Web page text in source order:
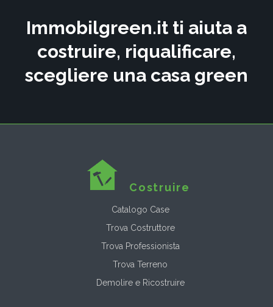
Immobilgreen.it ti aiuta a
costruire, riqualificare,
scegliere una casa green
Costruire
Catalogo Case
Trova Costruttore
Trova Professionista
Trova Terreno
Demolire e Ricostruire